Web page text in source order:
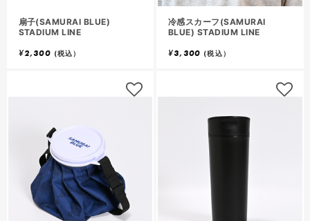
扇子(SAMURAI BLUE)
STADIUM LINE
¥2,300 (税込）
冷感スカーフ(SAMURAI
BLUE) STADIUM LINE
¥3,300 (税込）